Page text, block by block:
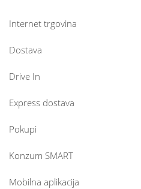
Internet trgovina
Dostava
Drive In
Express dostava
Pokupi
Konzum SMART
Mobilna aplikacija